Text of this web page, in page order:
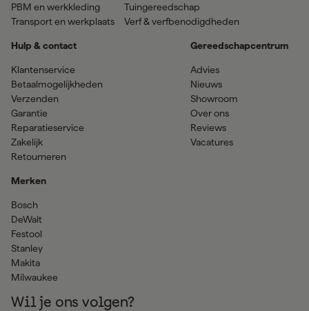
PBM en werkkleding
Transport en werkplaats
Tuingereedschap
Verf & verfbenodigdheden
Hulp & contact
Klantenservice
Betaalmogelijkheden
Verzenden
Garantie
Reparatieservice
Zakelijk
Retourneren
Merken
Bosch
DeWalt
Festool
Stanley
Makita
Milwaukee
Gereedschapcentrum
Advies
Nieuws
Showroom
Over ons
Reviews
Vacatures
Wil je ons volgen?